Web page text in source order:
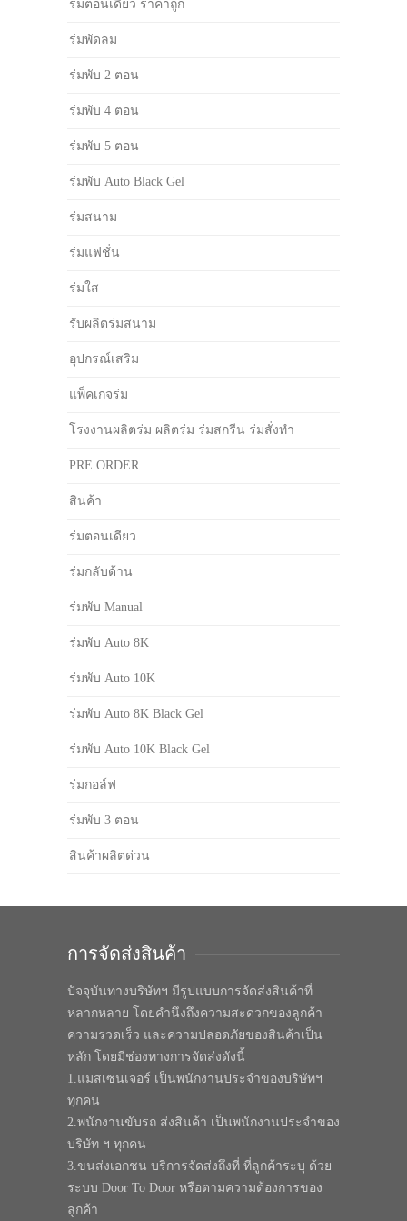
ร่มตอนเดียว ราคาถูก
ร่มพัดลม
ร่มพับ 2 ตอน
ร่มพับ 4 ตอน
ร่มพับ 5 ตอน
ร่มพับ Auto Black Gel
ร่มสนาม
ร่มแฟชั่น
ร่มใส
รับผลิตร่มสนาม
อุปกรณ์เสริม
แพ็คเกจร่ม
โรงงานผลิตร่ม ผลิตร่ม ร่มสกรีน ร่มสั่งทำ
PRE ORDER
สินค้า
ร่มตอนเดียว
ร่มกลับด้าน
ร่มพับ Manual
ร่มพับ Auto 8K
ร่มพับ Auto 10K
ร่มพับ Auto 8K Black Gel
ร่มพับ Auto 10K Black Gel
ร่มกอล์ฟ
ร่มพับ 3 ตอน
สินค้าผลิตด่วน
การจัดส่งสินค้า
ปัจจุบันทางบริษัทฯ มีรูปแบบการจัดส่งสินค้าที่
หลากหลาย โดยคำนึงถึงความสะดวกของลูกค้า
ความรวดเร็ว และความปลอดภัยของสินค้าเป็น
หลัก โดยมีช่องทางการจัดส่งดังนี้
1.แมสเซนเจอร์ เป็นพนักงานประจำของบริษัทฯ
ทุกคน
2.พนักงานขับรถ ส่งสินค้า เป็นพนักงานประจำของ
บริษัท ฯ ทุกคน
3.ขนส่งเอกชน บริการจัดส่งถึงที่ ที่ลูกค้าระบุ ด้วย
ระบบ Door To Door หรือตามความต้องการของ
ลูกค้า